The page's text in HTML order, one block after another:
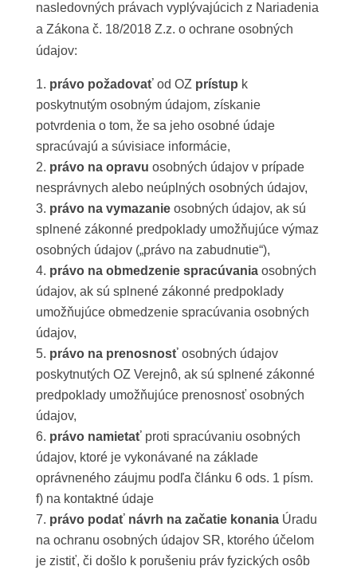
nasledovných právach vyplývajúcich z Nariadenia
a Zákona č. 18/2018 Z.z. o ochrane osobných
údajov:
právo požadovaťod OZ prístup k
poskytnutým osobným údajom, získanie
potvrdenia o tom, že sa jeho osobné údaje
spracúvajú a súvisiace informácie,
právo na opravu osobných údajov v prípade
nesprávnych alebo neúplných osobných údajov,
právo na vymazanieosobných údajov, ak sú
splnené zákonné predpoklady umožňujúce výmaz
osobných údajov („právo na zabudnutie“),
právo na obmedzenie spracúvaniaosobných
údajov, ak sú splnené zákonné predpoklady
umožňujúce obmedzenie spracúvania osobných
údajov,
právo na prenosnosťosobných údajov
poskytnutých OZ Verejnô, ak sú splnené zákonné
predpoklady umožňujúce prenosnosť osobných
údajov,
právo namietaťproti spracúvaniu osobných
údajov, ktoré je vykonávané na základe
oprávneného záujmu podľa článku 6 ods. 1 písm.
f) na kontaktné údaje
právo podať návrh na začatie konania Úradu
na ochranu osobných údajov SR, ktorého účelom
je zistiť, či došlo k porušeniu práv fyzických osôb